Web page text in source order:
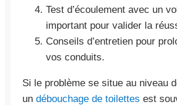
Test d’écoulement avec un
important pour valider la
Conseils d’entretien pour
vos conduits.
Si le problème se situe au niveau
un débouchage de toilettes est